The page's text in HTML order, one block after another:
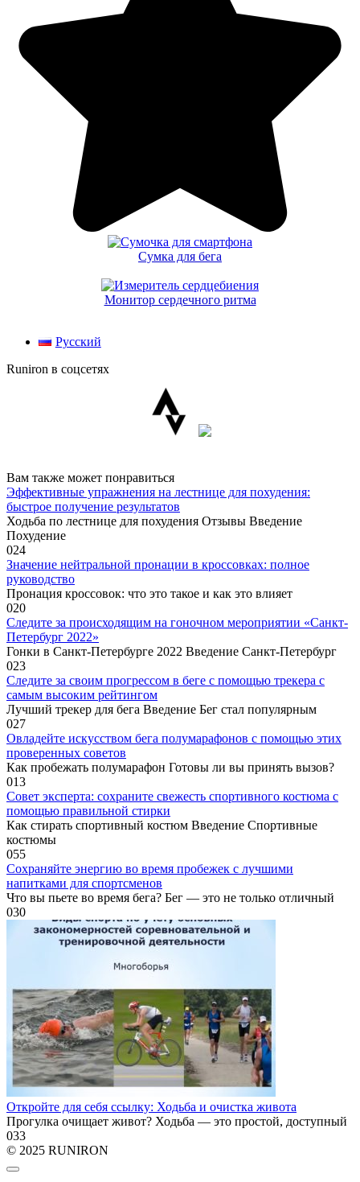
Сумка для бега
Монитор сердечного ритма
Русский
Runiron в соцсетях
Вам также может понравиться
Эффективные упражнения на лестнице для похудения:
быстрое получение результатов
Ходьба по лестнице для похудения Отзывы Введение
Похудение
024
Значение нейтральной пронации в кроссовках: полное
руководство
Пронация кроссовок: что это такое и как это влияет
020
Следите за происходящим на гоночном мероприятии «Санкт-
Петербург 2022»
Гонки в Санкт-Петербурге 2022 Введение Санкт-Петербург
023
Следите за своим прогрессом в беге с помощью трекера с
самым высоким рейтингом
Лучший трекер для бега Введение Бег стал популярным
027
Овладейте искусством бега полумарафонов с помощью этих
проверенных советов
Как пробежать полумарафон Готовы ли вы принять вызов?
013
Совет эксперта: сохраните свежесть спортивного костюма с
помощью правильной стирки
Как стирать спортивный костюм Введение Спортивные
костюмы
055
Сохраняйте энергию во время пробежек с лучшими
напитками для спортсменов
Что вы пьете во время бега? Бег — это не только отличный
030
Откройте для себя ссылку: Ходьба и очистка живота
Прогулка очищает живот? Ходьба — это простой, доступный
033
© 2025 RUNIRON